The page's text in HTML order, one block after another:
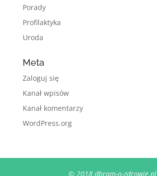
Porady
Profilaktyka
Uroda
Meta
Zaloguj się
Kanał wpisów
Kanał komentarzy
WordPress.org
© 2018 dbram-o-zdrowie.pl